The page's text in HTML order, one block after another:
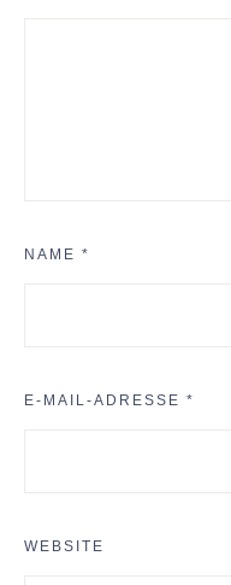
NAME *
E-MAIL-ADRESSE *
WEBSITE